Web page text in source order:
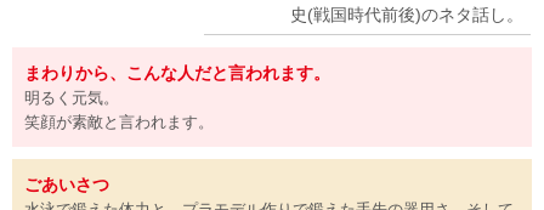
史(戦国時代前後)のネタ話し。
まわりから、こんな人だと言われます。
明るく元気。
笑顔が素敵と言われます。
ごあいさつ